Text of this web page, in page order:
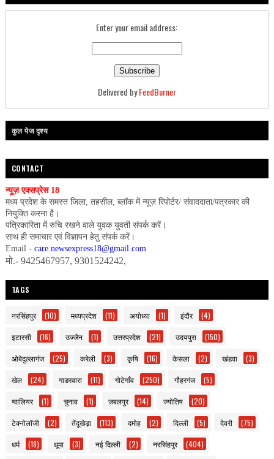
Enter your email address:
Delivered byFeedBurner
कुल पेज दृश्य
CONTACT
न्यूज़ एक्सप्रेस 18
मध्य प्रदेश के समस्त जिला, तहसील, ब्लॉक में न्यूज़ रिपोर्टर/ संवाददाता/पत्रकार की
नियुक्ति करना है।
पत्रिकारिता में रुचि रखने वाले युवक युवती संपर्क करें।
साथ ही समाचार एवं विज्ञापन हेतु संपर्क करें।
Email - care.newsexpress18@gmail.com
मो.- 9425467957, 9301524242,
TAGS
नरसिंहपुर (10) मध्यप्रदेश (11) अयोध्या (1) इंदौर (4)
इटारसी (16) उज्जैन (1) उत्तरप्रदेश (21) उदयपुरा (150)
ओबेदुल्लागंज (25) करेली (3) कृषि (16) केसला (2) खंडवा (3)
खेल (24) गाडरवारा (11) गोटेगाँव (250) गौहरगंज (5)
ग्वालियर (1) चुनाव (1) जबलपुर (14) ज्योतिष (20)
टेक्नोलॉजी (2) तेंदूखेड़ा (113) दमोह (2) दिल्ली (5) देवरी (75)
धर्म (18) धूमा (3) नई दिल्ली (2) नरसिंहपुर (404)